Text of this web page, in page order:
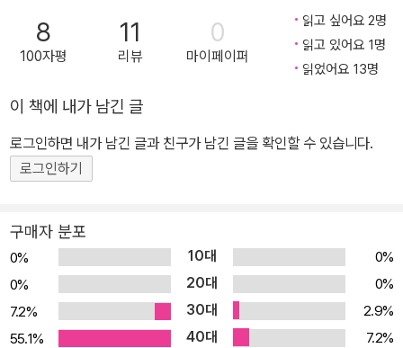
한 상상력이 더해져 『마지막 한 사람』이라는 놀라운 작품이 탄생했
하늘은 언제나 티 없이 맑다. 질병과 죽음은 물론 슬픔조차 없으며, 우
습과 성장 능력을 조절한다. 하지만 M3는 유독 감성적이고 여러모로
친구들보다 능력이 모자란 스스로에 대해 고민이 많다. 2055년의 지
구는 불안하다. 스모그로 뒤덮인 세상에서 방독면 없이는 거리를 걷
기 힘들고, 세계 곳곳에서 전쟁과 테러가 일어나 사람들은 공포에 사
성으로 향한다. 절망 속에서 산샤는 소설 쓰기에 몰두하는 한편, 필통
에 ‘마지막 한 사람’이라고 새긴 아이에게 마음을 빼앗긴다. 두 세계에
서서히 죽음과 종말의 그림자가 드리우고, 엄청난 비밀과 진실이 두
사람 앞에 모습을 드러내기 시작한다. ‘과학 기술이 우리를 구원할 수
있을까?’ 청소년 소설의 대가, 왕수펀의 첫 SF 소설 “지구에 남은 마
8
100자평
11
리뷰
0
마이페이퍼
읽고 싶어요 2명
읽고 있어요 1명
읽었어요 13명
이 책에 내가 남긴 글
로그인하면 내가 남긴 글과 친구가 남긴 글을 확인할 수 있습니다.
로그인하기
구매자 분포
0% 10대
0%
0%
20대
0%
7.2%
30대
2.9%
55.1%
40대
7.2%